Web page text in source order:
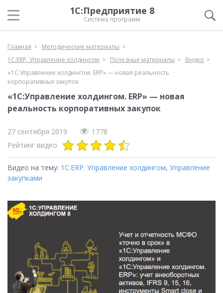
1С:Предприятие 8
Система программ
Главная
Методические материалы
1С:ERP. Управление холдингом
Полезные материалы
Видео
«1C:Управление холдингом. ERP» — новая реальность
корпоративных закупок
«1C:Управление холдингом. ERP» — новая
реальность корпоративных закупок
27 сентября 2019
1778
Рейтинг видео
Видео на тему: 1С:ERP. Управление холдингом, Управление
закупками